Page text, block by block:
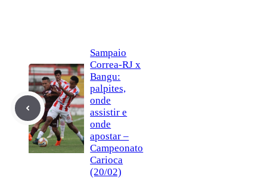
Sampaio
Correa-RJ x
Bangu:
palpites,
onde
assistir e
onde
apostar –
Campeonato
Carioca
(20/02)